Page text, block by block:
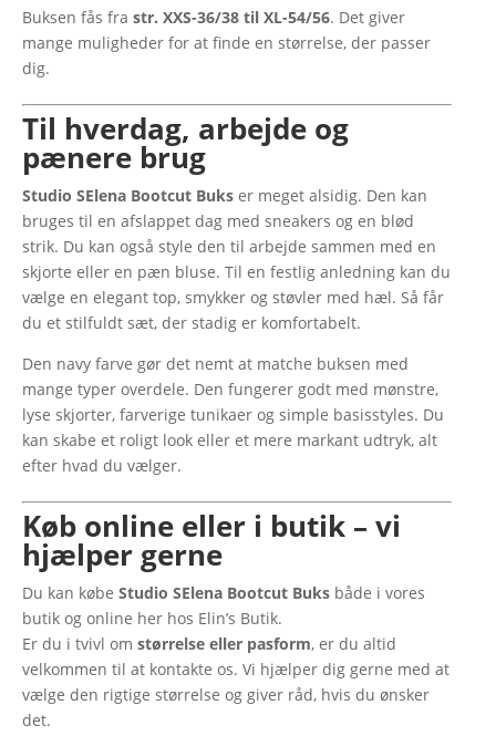
Buksen fås fra str. XXS-36/38 til XL-54/56. Det giver
mange muligheder for at finde en størrelse, der passer
dig.
Til hverdag, arbejde og
pænere brug
Studio SElena Bootcut Buks er meget alsidig. Den kan
bruges til en afslappet dag med sneakers og en blød
strik. Du kan også style den til arbejde sammen med en
skjorte eller en pæn bluse. Til en festlig anledning kan du
vælge en elegant top, smykker og støvler med hæl. Så får
du et stilfuldt sæt, der stadig er komfortabelt.
Den navy farve gør det nemt at matche buksen med
mange typer overdele. Den fungerer godt med mønstre,
lyse skjorter, farverige tunikaer og simple basisstyles. Du
kan skabe et roligt look eller et mere markant udtryk, alt
efter hvad du vælger.
Køb online eller i butik – vi
hjælper gerne
Du kan købe Studio SElena Bootcut Buks både i vores
butik og online her hos Elin’s Butik.
Er du i tvivl om størrelse eller pasform, er du altid
velkommen til at kontakte os. Vi hjælper dig gerne med at
vælge den rigtige størrelse og giver råd, hvis du ønsker
det.